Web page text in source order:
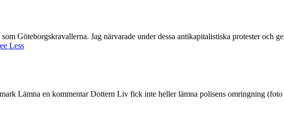
Göteborgskravallerna. Jag närvarade under dessa antikapitalistiska protester och
Less
Lämna en kommentar Dottern Liv fick inte heller lämna polisens omringning